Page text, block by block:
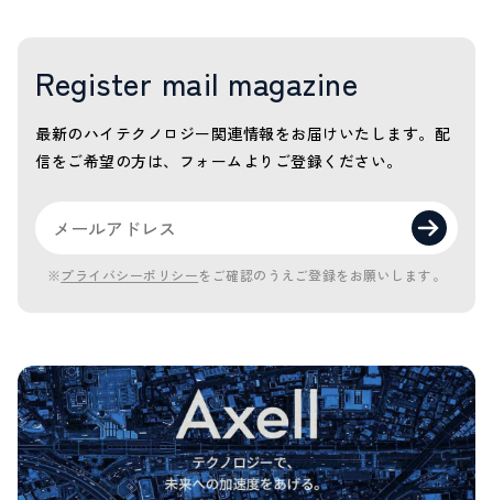
Register mail magazine
最新のハイテクノロジー関連情報をお届けいたします。 配
信をご希望の方は、フォームよりご登録ください。
※ プライバシーポリシーをご確認のうえご登録をお願いします。